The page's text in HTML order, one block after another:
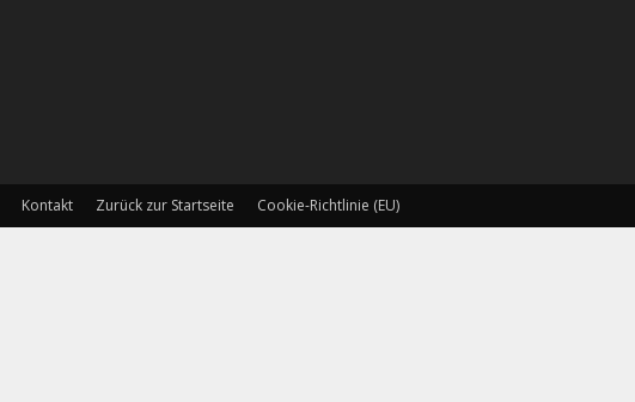
Kontakt Zurück zur Startseite Cookie-Richtlinie (EU)